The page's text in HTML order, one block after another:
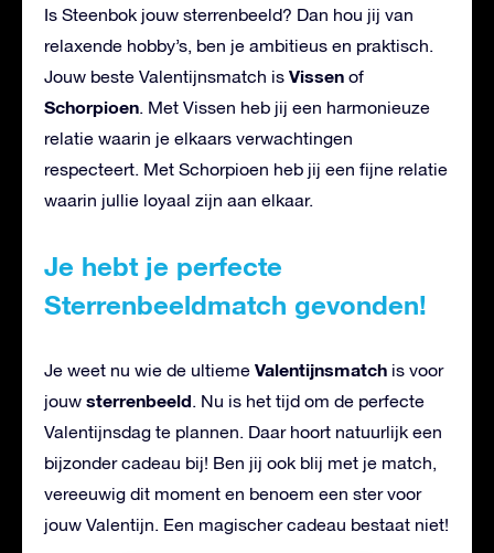
Is Steenbok jouw sterrenbeeld? Dan hou jij van
relaxende hobby’s, ben je ambitieus en praktisch.
Jouw beste Valentijnsmatch is Vissen of
Schorpioen. Met Vissen heb jij een harmonieuze
relatie waarin je elkaars verwachtingen
respecteert. Met Schorpioen heb jij een fijne relatie
waarin jullie loyaal zijn aan elkaar.
Je hebt je perfecte
Sterrenbeeldmatch gevonden!
Je weet nu wie de ultieme Valentijnsmatch is voor
jouw sterrenbeeld. Nu is het tijd om de perfecte
Valentijnsdag te plannen. Daar hoort natuurlijk een
bijzonder cadeau bij! Ben jij ook blij met je match,
vereeuwig dit moment en benoem een ster voor
jouw Valentijn. Een magischer cadeau bestaat niet!